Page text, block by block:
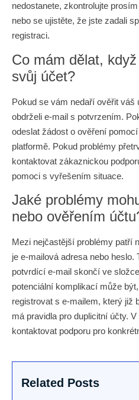
nedostanete, zkontrolujte
nebo se ujistěte, že jste zadali
registraci.
Co mám dělat,
svůj účet?
Pokud se vám nedaří ověřit váš
obdrželi e-mail s potvrzením.
odeslat žádost o ověření
platformě. Pokud problémy
kontaktovat zákaznickou
pomoci s vyřešením situace.
Jaké problémy
nebo ověřením
Mezi nejčastější problémy patří
je e-mailová adresa nebo heslo.
potvrdící e-mail skončí ve
potenciální komplikací může
registrovat s e-mailem, který již
má pravidla pro duplicitní účty.
kontaktovat podporu pro
Related Posts